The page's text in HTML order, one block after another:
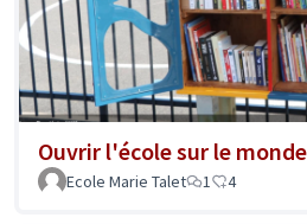
Ouvrir l'école sur le monde
Ecole Marie Talet
1 4